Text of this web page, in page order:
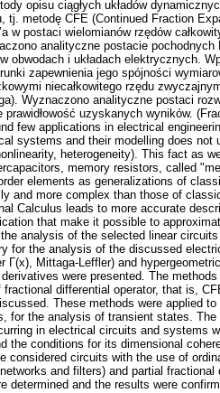
opisu ciągłych układów
tj. metodę CFE (Continued Fraction
w postaci wielomianów rzędów
analityczne postacie pochodnych
obwodach i układach elektrycznych.
zapewnienia jego spójności
niecałkowitego rzędu
Wyznaczono analityczne postaci
uzyskanych wyników.
few applications in electrical
systems and their modelling does not
heterogeneity). This fact as
memory resistors, called
elements as generalizations of
and more complex than those of
Calculus leads to more accurate
that make it possible to
analysis of the selected linear
for the analysis of the discussed
Mittaga-Leffler) and
were presented. The
differential operator, that is,
These methods were applied to
for the analysis of transient states.
in electrical circuits and systems
the conditions for its dimensional
considered circuits with the use of
and filters) and partial fractional
determined and the results were